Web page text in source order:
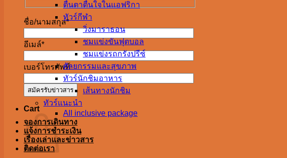
ชื่อ/นามสกุล*
อีเมล์*
เบอร์โทรศัพท์
Cart
ตื่นตาตื่นใจในแอฟริกา
ทัวร์กีฬา
วิ่งมาราธอน
ชมแข่งขันฟุตบอล
ชมแข่งรถกรังปรีซ์
ศัลยกรรมและสุขภาพ
ทัวร์นักชิมอาหาร
เส้นทางนักชิม
ทัวร์แนะนำ
All inclusive package
จองการเดินทาง
แจ้งการชำระเงิน
เรื่องเล่าและข่าวสาร
ติดต่อเรา